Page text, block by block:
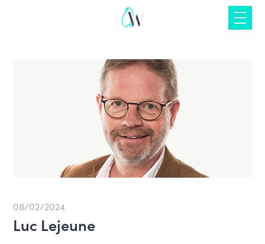
08/02/2024
Luc Lejeune